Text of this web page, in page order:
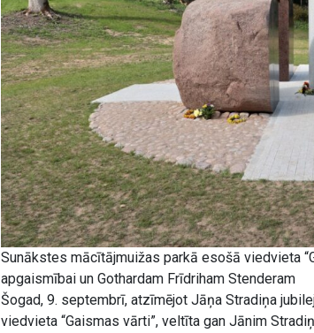
Sunākstes mācītājmuižas parkā esošā viedvieta
apgaismībai un Gothardam Frīdriham Stenderam
Šogad, 9. septembrī, atzīmējot Jāņa Stradiņa
viedvieta “Gaismas vārti”, veltīta gan Jānim